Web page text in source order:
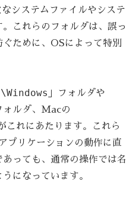
システムファイルやシステ
これらのフォルダは、誤っ
ために、OSによって特別
」フォルダや
ォルダ、Macの
これにあたります。これら
プリケーションの動作に直
っても、通常の操作では名
になっています。